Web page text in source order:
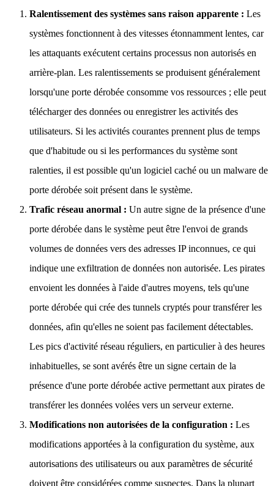
Ralentissement des systèmes sans raison apparente : Les
systèmes fonctionnent à des vitesses étonnamment lentes, car
les attaquants exécutent certains processus non autorisés en
arrière-plan. Les ralentissements se produisent généralement
lorsqu'une porte dérobée consomme vos ressources ; elle peut
télécharger des données ou enregistrer les activités des
utilisateurs. Si les activités courantes prennent plus de temps
que d'habitude ou si les performances du système sont
ralenties, il est possible qu'un logiciel caché ou un malware de
porte dérobée soit présent dans le système.
Trafic réseau anormal : Un autre signe de la présence d'une
porte dérobée dans le système peut être l'envoi de grands
volumes de données vers des adresses IP inconnues, ce qui
indique une exfiltration de données non autorisée. Les pirates
envoient les données à l'aide d'autres moyens, tels qu'une
porte dérobée qui crée des tunnels cryptés pour transférer les
données, afin qu'elles ne soient pas facilement détectables.
Les pics d'activité réseau réguliers, en particulier à des heures
inhabituelles, se sont avérés être un signe certain de la
présence d'une porte dérobée active permettant aux pirates de
transférer les données volées vers un serveur externe.
Modifications non autorisées de la configuration : Les
modifications apportées à la configuration du système, aux
autorisations des utilisateurs ou aux paramètres de sécurité
doivent être considérées comme suspectes. Dans la plupart